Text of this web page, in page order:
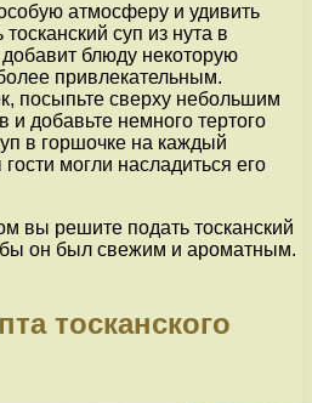
атмосферу и удивить
суп из нута в
блюду некоторую
привлекательным.
посыпьте сверху небольшим
и добавьте немного тертого
в горшочке на каждый
могли насладиться его
вы решите подать тосканский
он был свежим и ароматным.
тосканского